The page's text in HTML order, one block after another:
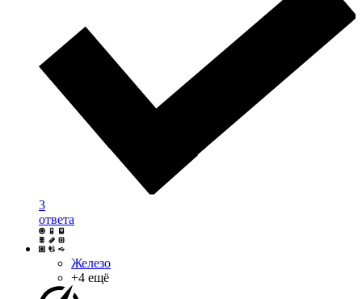
3
ответа
Железо
+4 ещё